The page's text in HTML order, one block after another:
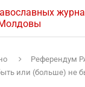
Референдум
или (больше) не